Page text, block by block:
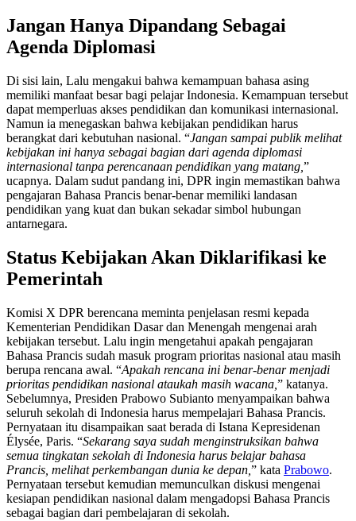
Jangan Hanya Dipandang Sebagai
Agenda Diplomasi
Di sisi lain, Lalu mengakui bahwa kemampuan bahasa asing
memiliki manfaat besar bagi pelajar Indonesia. Kemampuan tersebut
dapat memperluas akses pendidikan dan komunikasi internasional.
Namun ia menegaskan bahwa kebijakan pendidikan harus
berangkat dari kebutuhan nasional. “Jangan sampai publik melihat
kebijakan ini hanya sebagai bagian dari agenda diplomasi
internasional tanpa perencanaan pendidikan yang matang, ”
ucapnya. Dalam sudut pandang ini, DPR ingin memastikan bahwa
pengajaran Bahasa Prancis benar-benar memiliki landasan
pendidikan yang kuat dan bukan sekadar simbol hubungan
antarnegara.
Status Kebijakan Akan Diklarifikasi ke
Pemerintah
Komisi X DPR berencana meminta penjelasan resmi kepada
Kementerian Pendidikan Dasar dan Menengah mengenai arah
kebijakan tersebut. Lalu ingin mengetahui apakah pengajaran
Bahasa Prancis sudah masuk program prioritas nasional atau masih
berupa rencana awal. “Apakah rencana ini benar-benar menjadi
prioritas pendidikan nasional ataukah masih wacana, ” katanya.
Sebelumnya, Presiden Prabowo Subianto menyampaikan bahwa
seluruh sekolah di Indonesia harus mempelajari Bahasa Prancis.
Pernyataan itu disampaikan saat berada di Istana Kepresidenan
Élysée, Paris. “Sekarang saya sudah menginstruksikan bahwa
semua tingkatan sekolah di Indonesia harus belajar bahasa
Prancis, melihat perkembangan dunia ke depan, ” kata Prabowo.
Pernyataan tersebut kemudian memunculkan diskusi mengenai
kesiapan pendidikan nasional dalam mengadopsi Bahasa Prancis
sebagai bagian dari pembelajaran di sekolah.